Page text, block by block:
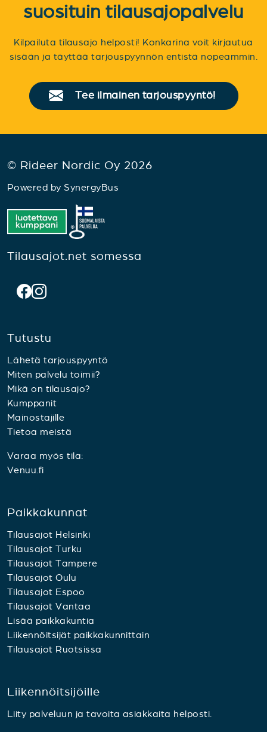
suosituin tilausajopalvelu
Kilpailuta tilausajo helposti! Konkarina voit kirjautua
sisään ja täyttää tarjouspyynnön entistä nopeammin.
Tee ilmainen tarjouspyyntö!
© Rideer Nordic Oy 2026
Powered by SynergyBus
Tilausajot.net somessa
Tutustu
Lähetä tarjouspyyntö
Miten palvelu toimii?
Mikä on tilausajo?
Kumppanit
Mainostajille
Tietoa meistä
Varaa myös tila:
Venuu.fi
Paikkakunnat
Tilausajot Helsinki
Tilausajot Turku
Tilausajot Tampere
Tilausajot Oulu
Tilausajot Espoo
Tilausajot Vantaa
Lisää paikkakuntia
Liikennöitsijät paikkakunnittain
Tilausajot Ruotsissa
Liikennöitsijöille
Liity palveluun ja tavoita asiakkaita helposti.